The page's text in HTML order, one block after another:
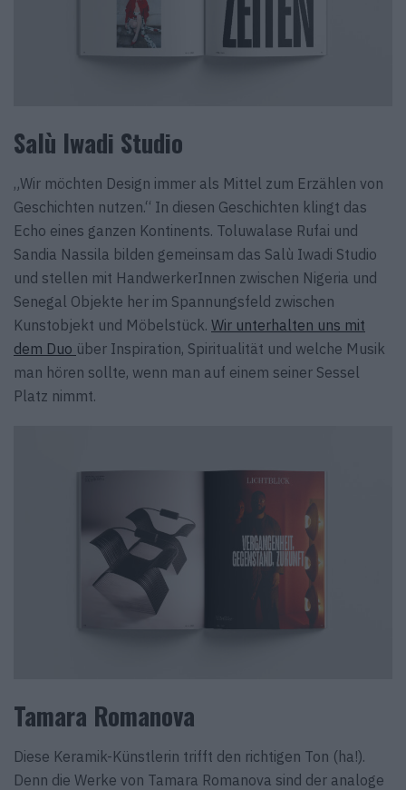
Salù Iwadi Studio
„Wir möchten Design immer als Mittel zum Erzählen von
Geschichten nutzen.“ In diesen Geschichten klingt das
Echo eines ganzen Kontinents. Toluwalase Rufai und
Sandia Nassila bilden gemeinsam das Salù Iwadi Studio
und stellen mit HandwerkerInnen zwischen Nigeria und
Senegal Objekte her im Spannungsfeld zwischen
Kunstobjekt und Möbelstück. Wir unterhalten uns mit
dem Duo über Inspiration, Spiritualität und welche Musik
man hören sollte, wenn man auf einem seiner Sessel
Platz nimmt.
Tamara Romanova
Diese Keramik-Künstlerin trifft den richtigen Ton (ha!).
Denn die Werke von Tamara Romanova sind der analoge